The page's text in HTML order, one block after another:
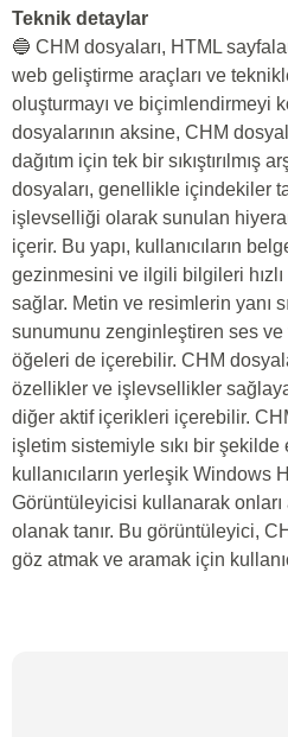
Teknik detaylar
🔵 CHM dosyaları, HTML
web geliştirme araçları ve
oluşturmayı ve biçimlendirmeyi
dosyalarının aksine, CHM
dağıtım için tek bir sıkıştırılmış
dosyaları, genellikle içindekiler
işlevselliği olarak sunulan
içerir. Bu yapı, kullanıcıların
gezinmesini ve ilgili bilgileri hızlı
sağlar. Metin ve resimlerin yanı
sunumunu zenginleştiren ses
öğeleri de içerebilir. CHM
özellikler ve işlevsellikler
diğer aktif içerikleri içerebilir.
işletim sistemiyle sıkı bir
kullanıcıların yerleşik Windows
Görüntüleyicisi kullanarak onları
olanak tanır. Bu görüntüleyici,
göz atmak ve aramak için